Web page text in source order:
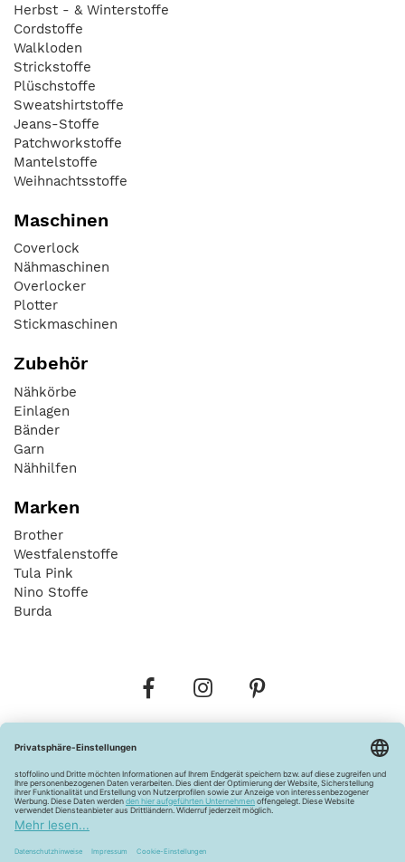
Herbst - & Winterstoffe
Cordstoffe
Walkloden
Strickstoffe
Plüschstoffe
Sweatshirtstoffe
Jeans-Stoffe
Patchworkstoffe
Mantelstoffe
Weihnachtsstoffe
Maschinen
Coverlock
Nähmaschinen
Overlocker
Plotter
Stickmaschinen
Zubehör
Nähkörbe
Einlagen
Bänder
Garn
Nähhilfen
Marken
Brother
Westfalenstoffe
Tula Pink
Nino Stoffe
Burda
Widerrufsbelehrung Vertrag widerrufen
Barrierefreiheitserklärung